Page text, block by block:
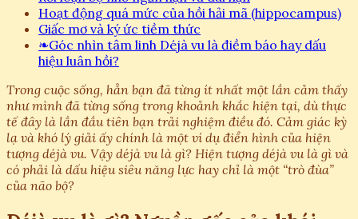
Hoạt động quá mức của hồi hải mã (hippocampus)
Giấc mơ và ký ức tiềm thức
❧Góc nhìn tâm linh Déjà vu là điềm báo hay dấu
hiệu luân hồi?
Trong cuộc sống, hẳn bạn đã từng ít nhất một lần cảm thấy
như mình đã từng sống trong khoảnh khắc hiện tại, dù thực
tế đây là lần đầu tiên bạn trải nghiệm điều đó. Cảm giác kỳ
lạ và khó lý giải ấy chính là một ví dụ điển hình của hiện
tượng déjà vu. Vậy déjà vu là gì? Hiện tượng déjà vu là gì và
có phải là dấu hiệu siêu năng lực hay chỉ là một “trò đùa”
của não bộ?